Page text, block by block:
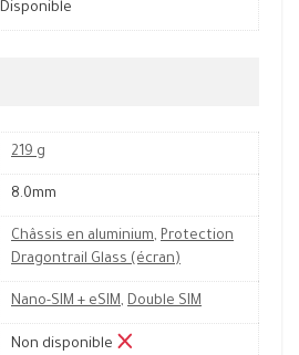
Disponible
219 g
8.0mm
Châssis en aluminium, Protection
Dragontrail Glass (écran)
Nano-SIM + eSIM, Double SIM
Non disponible